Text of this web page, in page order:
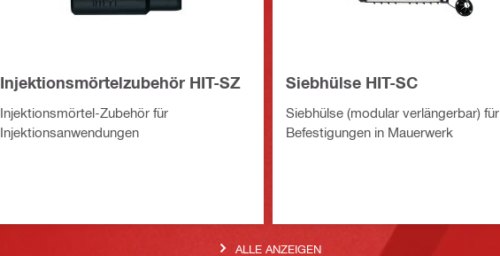
Injektionsmörtelzubehör HIT-SZ
Injektionsmörtel-Zubehör für
Injektionsanwendungen
Siebhülse HIT-SC
Siebhülse (modular verlängerbar) für
Befestigungen in Mauerwerk
ALLE ANZEIGEN